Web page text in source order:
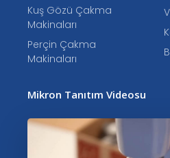
Kuş Gözü Çakma
Makinaları
Perçin Çakma
Makinaları
Mikron Tanıtım Videosu